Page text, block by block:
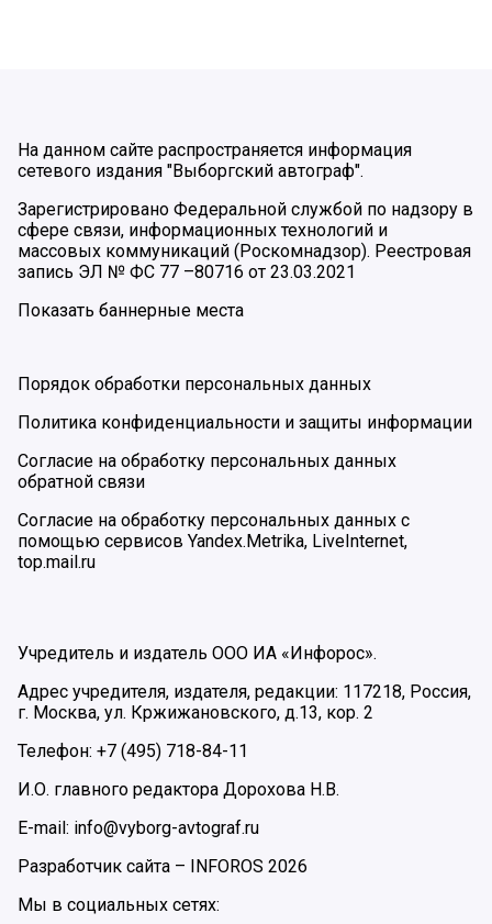
На данном сайте распространяется информация
сетевого издания "Выборгский автограф".
Зарегистрировано Федеральной службой по надзору в
сфере связи, информационных технологий и
массовых коммуникаций (Роскомнадзор). Реестровая
запись ЭЛ № ФС 77 –80716 от 23.03.2021
Показать баннерные места
Порядок обработки персональных данных
Политика конфиденциальности и защиты информации
Согласие на обработку персональных данных
обратной связи
Согласие на обработку персональных данных с
помощью сервисов Yandex.Metrika, LiveInternet,
top.mail.ru
Учредитель и издатель ООО ИА «Инфорос».
Адрес учредителя, издателя, редакции: 117218, Россия,
г. Москва, ул. Кржижановского, д.13, кор. 2
Телефон: +7 (495) 718-84-11
И.О. главного редактора Дорохова Н.В.
E-mail: info@vyborg-avtograf.ru
Разработчик сайта –
INFOROS 2026
Мы в социальных сетях: